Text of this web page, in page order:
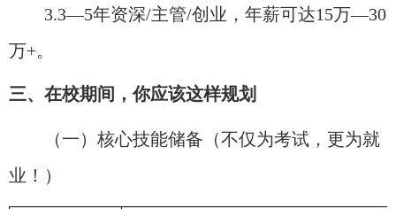
3.3—5年资深/主管/创业，年薪可达15万—30
万+。
三、在校期间，你应该这样规划
（一）核心技能储备（不仅为考试，更为就
业！）